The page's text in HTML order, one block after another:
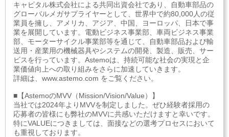
キャピタル株式会社による共同出資会社であり、自動車部品の
グローバルメガサプライヤーとして、世界中で約80,000人の従
業員を擁し、アメリカ、アジア、中国、ヨーロッパ、日本で事
業を展開しています。電動ビジネス事業部、車両ビジネス事業
部、モーターサイクル事業部等を通じて、自動車部品および輸
送用・産業用の機械器具やシステムの開発、製造、販売、サー
ビスを行っています。Astemoは、持続可能な社会の実現と企
業価値向上への取り組みをさらに加速していきます。
詳細は、www.astemo.com をご覧ください。
■【AstemoのMVV（Mission/Vision/Value）】
当社では2024年よりMVVを制定しました。ぜひ経験者採用の
応募者の皆様にも弊社のMVVに共感いただけますと幸いです。
特にVALUEにつきましては、面接などの選考プロセスにおいて
も重視しております。